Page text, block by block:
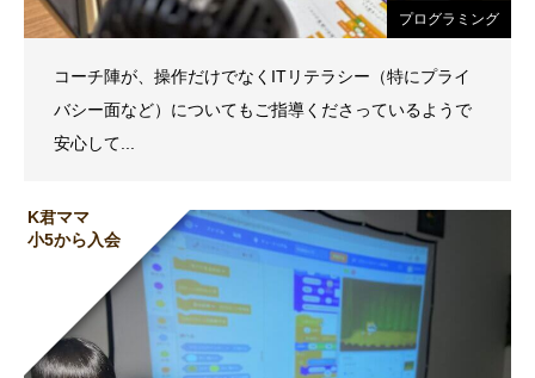
プログラミング
コーチ陣が、操作だけでなくITリテラシー（特にプライ
バシー面など）についてもご指導くださっているようで
安心して...
K君ママ
小5から入会